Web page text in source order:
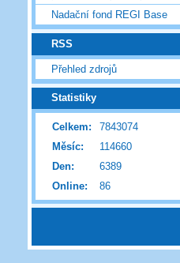
Nadační fond REGI Base
RSS
Přehled zdrojů
Statistiky
Online: 86
Celkem:
7843074
Měsíc:
114660
Den:
6389